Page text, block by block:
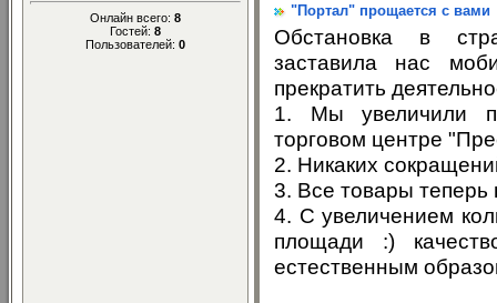
Онлайн всего: 8
Гостей: 8
Пользователей: 0
"Портал" прощается с вами
Обстановка в
заставила нас
прекратить
1. Мы увеличили
торговом центре
2. Никаких
3. Все товары теперь
4. С увеличением
площади :)
естественным